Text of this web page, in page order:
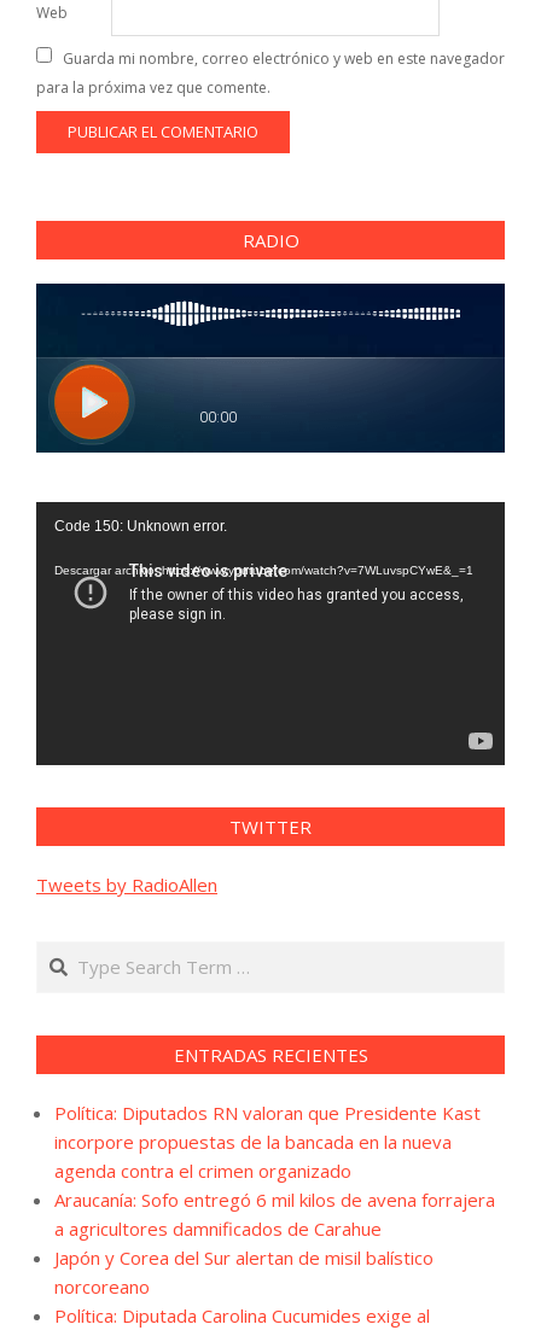
Web
Guarda mi nombre, correo electrónico y web en este navegador
para la próxima vez que comente.
RADIO
Reproductor
vídeo
Code 150: Unknown error.
Descargar archivo: https://www.youtube.com/watch?v=7WLuvspCYwE&_=1
TWITTER
Tweets by RadioAllen
Search
ENTRADAS RECIENTES
Política: Diputados RN valoran que Presidente Kast
incorpore propuestas de la bancada en la nueva
agenda contra el crimen organizado
Araucanía: Sofo entregó 6 mil kilos de avena forrajera
a agricultores damnificados de Carahue
Japón y Corea del Sur alertan de misil balístico
norcoreano
Política: Diputada Carolina Cucumides exige al